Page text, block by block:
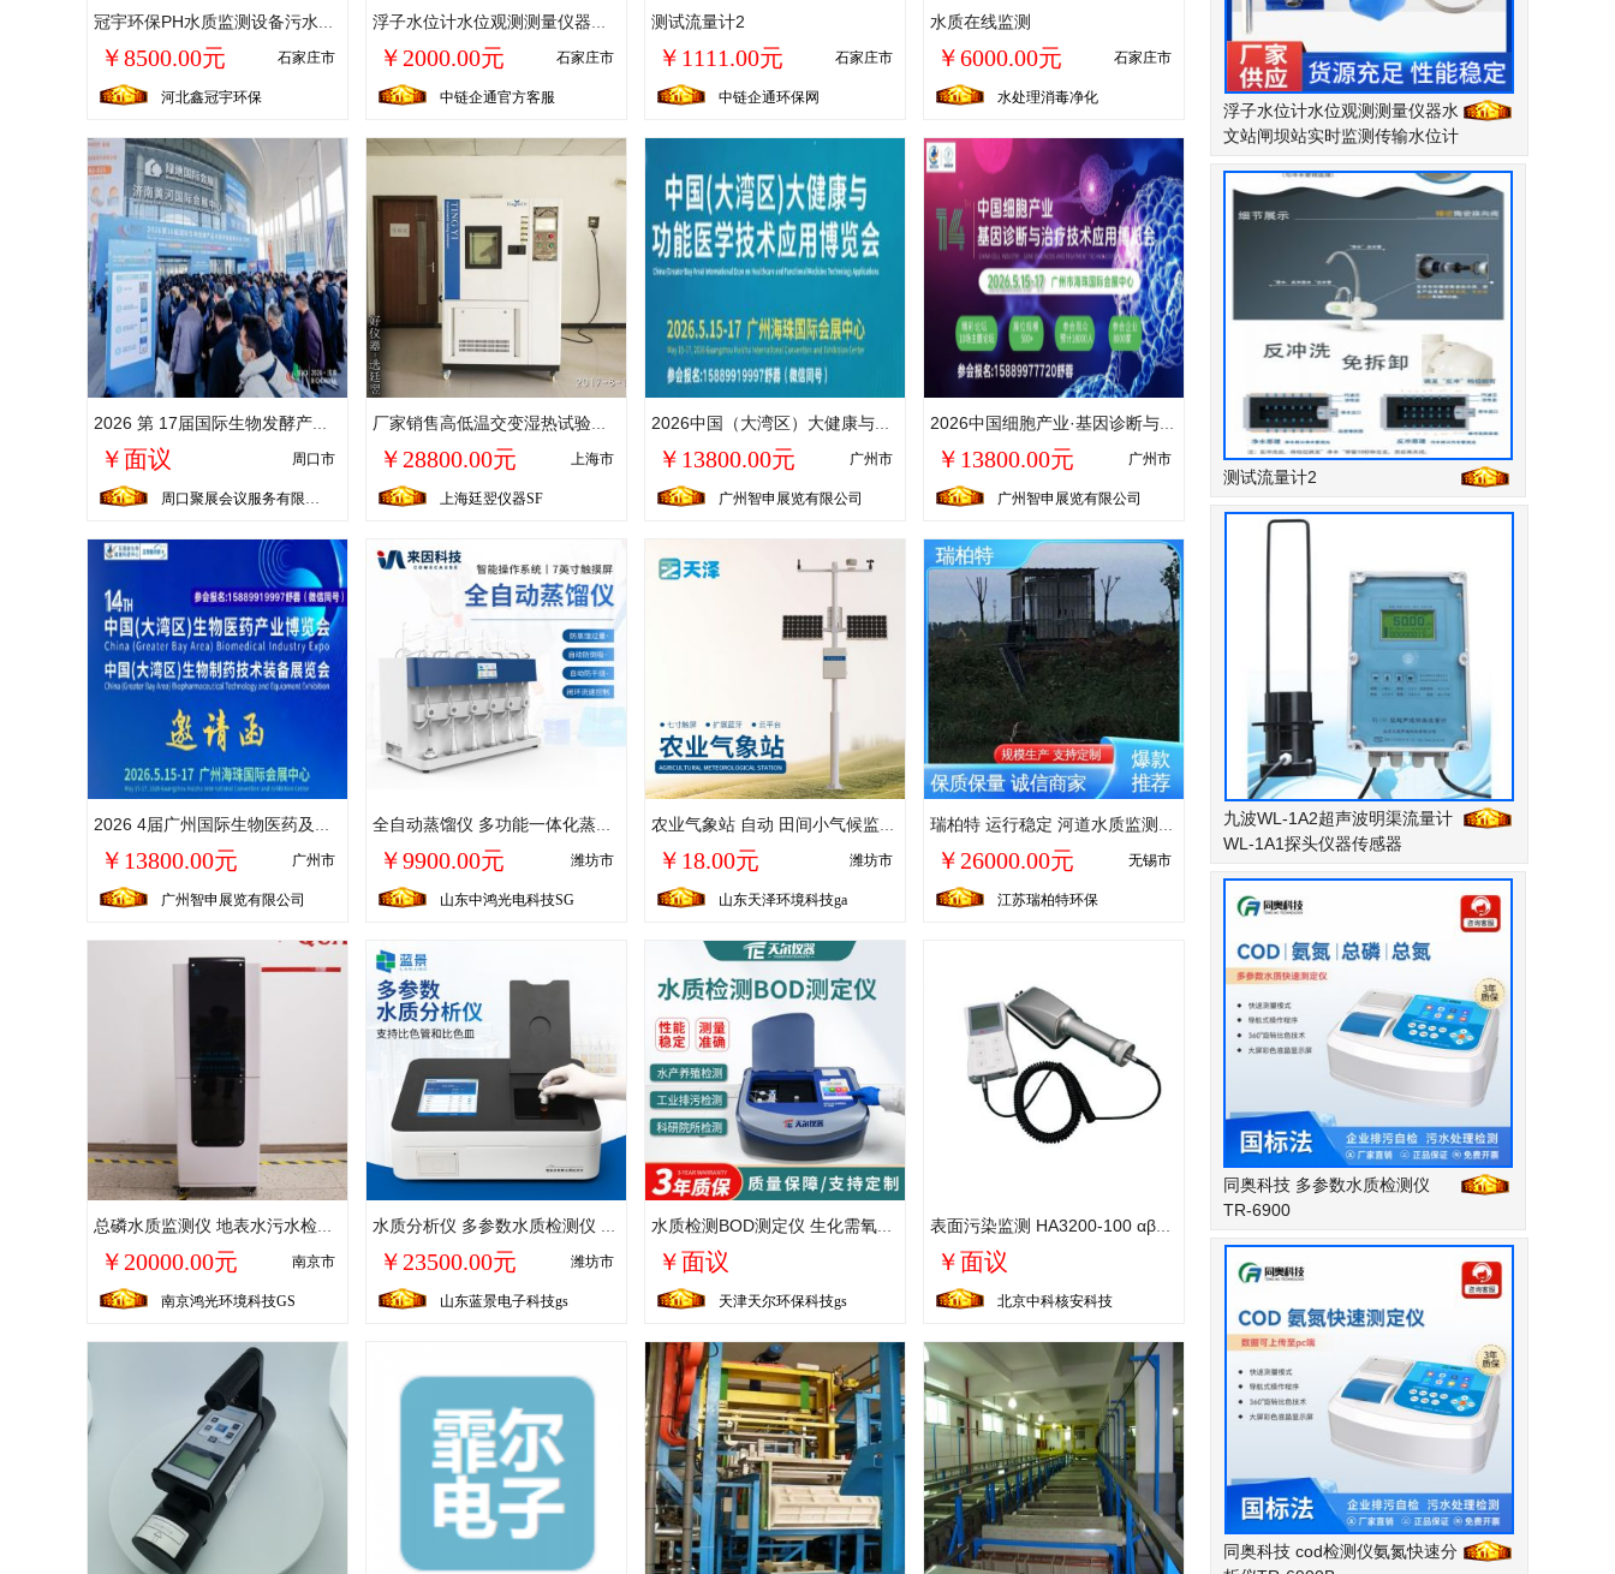
冠宇环保PH水质监测设备污水检测感知+采集+传输三合一质保一年
￥8500.00元 石家庄市
河北鑫冠宇环保
浮子水位计水位观测测量仪器水文站闸坝站实时监测传输水位计
￥2000.00元 石家庄市
中链企通官方客服
测试流量计2
￥1111.00元 石家庄市
中链企通环保网
水质在线监测
￥6000.00元 石家庄市
水处理消毒净化
2026 第 17届国际生物发酵产品与技术装备展（杭州）
￥面议 周口市
周口聚展会议服务有限公司
厂家销售高低温交变湿热试验箱 汽车零部件新能源光伏恒温恒湿箱
￥28800.00元 上海市
上海廷翌仪器SF
2026中国（大湾区）大健康与功能医学应用博览会
￥13800.00元 广州市
广州智申展览有限公司
2026中国细胞产业·基因诊断与治疗技术应用博览会
￥13800.00元 广州市
广州智申展览有限公司
2026 4届广州国际生物医药及技术装备展览会
￥13800.00元 广州市
广州智申展览有限公司
全自动蒸馏仪 多功能一体化蒸馏设备 智能蒸馏 仪设备
￥9900.00元 潍坊市
山东中鸿光电科技SG
农业气象站 自动 田间小气候监测站 农田环境监测系统 TZ-NQ8天泽环境
￥18.00元 潍坊市
山东天泽环境科技ga
瑞柏特 运行稳定 河道水质监测设备 实时预警传输 地表水水质检测
￥26000.00元 无锡市
江苏瑞柏特环保
总磷水质监测仪 地表水污水检测 鸿光环境源头厂家
￥20000.00元 南京市
南京鸿光环境科技GS
水质分析仪 多参数水质检测仪 蓝景LJ-T100 污水废水全项目测定仪
￥23500.00元 潍坊市
山东蓝景电子科技gs
水质检测BOD测定仪 生化需氧量电极法分析仪实验室水质检测设备
￥面议
天津天尔环保科技gs
表面污染监测 HA3200-100 αβ表面污染监测仪 中科核安自主研发
￥面议
北京中科核安科技
浮子水位计水位观测测量仪器水
文站闸坝站实时监测传输水位计
测试流量计2
九波WL-1A2超声波明渠流量计
WL-1A1探头仪器传感器
同奥科技 多参数水质检测仪
TR-6900
同奥科技 cod检测仪氨氮快速分